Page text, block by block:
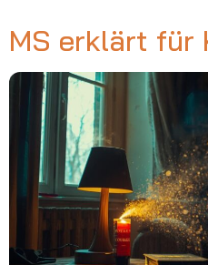
MS erklärt für